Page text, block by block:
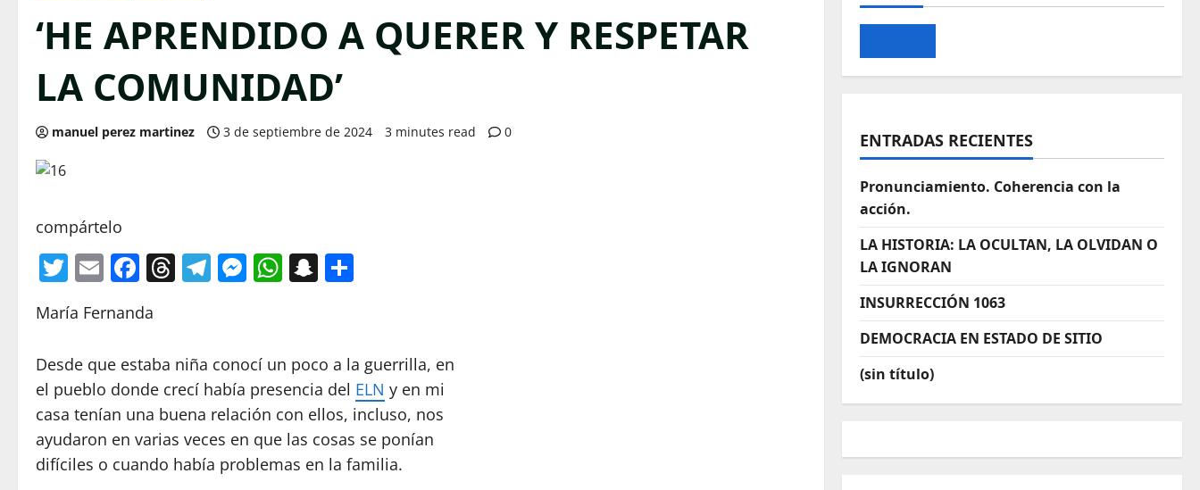
‘HE APRENDIDO A QUERER Y RESPETAR
LA COMUNIDAD’
manuel perez martinez 3 de septiembre de 2024 3 minutes read 0
compártelo
Twitter
EmailFacebook
Threads
Telegram
Messenger
WhatsApp
Snapchat
María Fernanda
Desde que estaba niña conocí un poco a la guerrilla, en
el pueblo donde crecí había presencia del ELN y en mi
casa tenían una buena relación con ellos, incluso, nos
ayudaron en varias veces en que las cosas se ponían
difíciles o cuando había problemas en la familia.
ENTRADAS RECIENTES
Pronunciamiento. Coherencia con la
acción.
LA HISTORIA: LA OCULTAN, LA OLVIDAN O
LA IGNORAN
INSURRECCIÓN 1063
DEMOCRACIA EN ESTADO DE SITIO
(sin título)